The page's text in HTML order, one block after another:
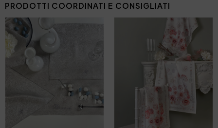
PRODOTTI COORDINATI E CONSIGLIATI